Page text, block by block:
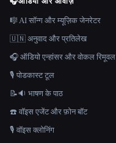
🎼 AI सॉन्ग और म्यूज़िक जेनरेटर
🇺🇳 अनुवाद और प्रतिलेख
🎧 ऑडियो एन्हांसर और वोकल रिमूवल
🎙️ पोडकास्ट टूल
📝🔉 भाषण के पाठ
☎️ वॉइस एजेंट और फ़ोन बॉट
🎙️ वॉइस क्लोनिंग